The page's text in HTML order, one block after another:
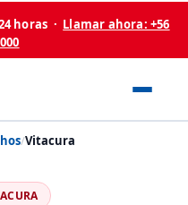
horas · Llamar ahora: +56
/Vitacura